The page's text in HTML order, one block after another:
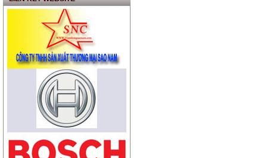
Dụng cụ lau đầu Conector
quang
Dụng cụ kiểm tra lỗi sợi
quang
Kìm cắt cáp loại nhỏ
Kìm tuốt sợi quang Miler
Kìm tuốt sợi quang
Dao cắt cáp Feeder